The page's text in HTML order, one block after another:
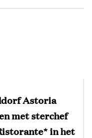
Astoria
met sterchef
in het